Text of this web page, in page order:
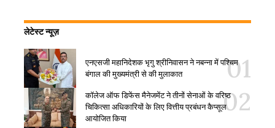
लेटेस्ट न्यूज़
एनएसजी महानिदेशक भृगु श्रीनिवासन ने नबन्ना में पश्चिम
बंगाल की मुख्यमंत्री से की मुलाकात
कॉलेज ऑफ डिफेंस मैनेजमेंट ने तीनों सेनाओं के वरिष्ठ
चिकित्सा अधिकारियों के लिए वित्तीय प्रबंधन कैप्सूल
आयोजित किया